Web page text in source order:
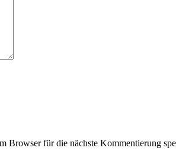
Browser für die nächste Kommentierung